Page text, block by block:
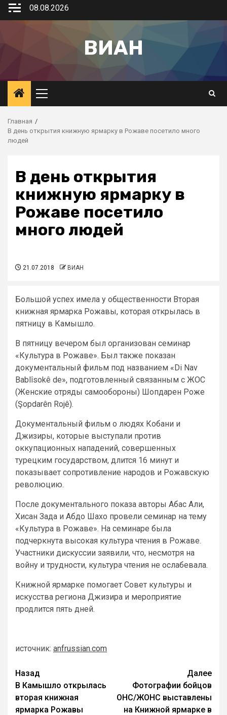
08.08.2026
ВИАН
Главная
В день открытия книжную ярмарку в Рожаве посетило много
людей
В день открытия
книжную ярмарку в
Рожаве посетило
много людей
21.07.2018 ВИАН
Большой успех имела у общественности Вторая
книжная ярмарка Рожавы, которая открылась в
пятницу в Камышло.
В пятницу вечером был организован семинар
«Культура в Рожаве». Был также показан
документальный фильм под названием «Di Nav
Bablîsokê de», подготовленный связанным с ЖОС
(Женские отряды самообороны) Шопдарен Роже
(Şopdarên Rojê).
Документальный фильм о людях Кобани и
Джизиры, которые выступали против
оккупационных нападений, совершенных
турецким государством, длится 16 минут и
показывает сопротивление народов и Рожавскую
революцию.
После документального показа авторы Абас Али,
Хисан Зада и Абдо Шахо провели семинар на тему
«Культура в Рожаве». На семинаре была
подчеркнута высокая культура чтения в Рожаве.
Участники дискуссии заявили, что, несмотря на
войну и трудности, культура чтения не ослабевала.
Книжной ярмарке помогает Совет культуры и
искусства региона Джизира и мероприятие
продлится пять дней.
источник: anfrussian.com
Назад
В Камышло открылась
вторая книжная
ярмарка Рожавы
Далее
Фотографии бойцов
ОНС/ЖОНС выставлены
на Книжной ярмарке в